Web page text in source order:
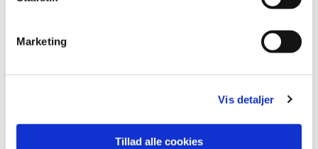
Marketing
Vis detaljer
Tillad alle cookies